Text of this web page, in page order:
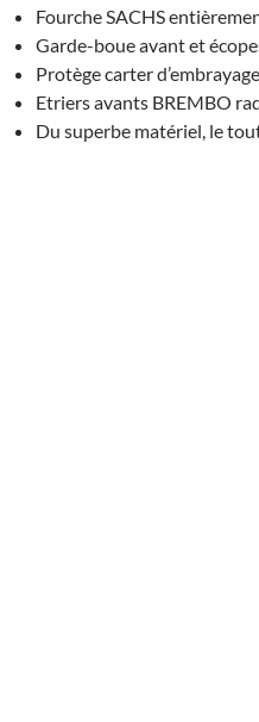
Fourche SACHS
Garde-boue avant et
Protège carter
Etriers avants BREMBO
Du superbe matériel, le